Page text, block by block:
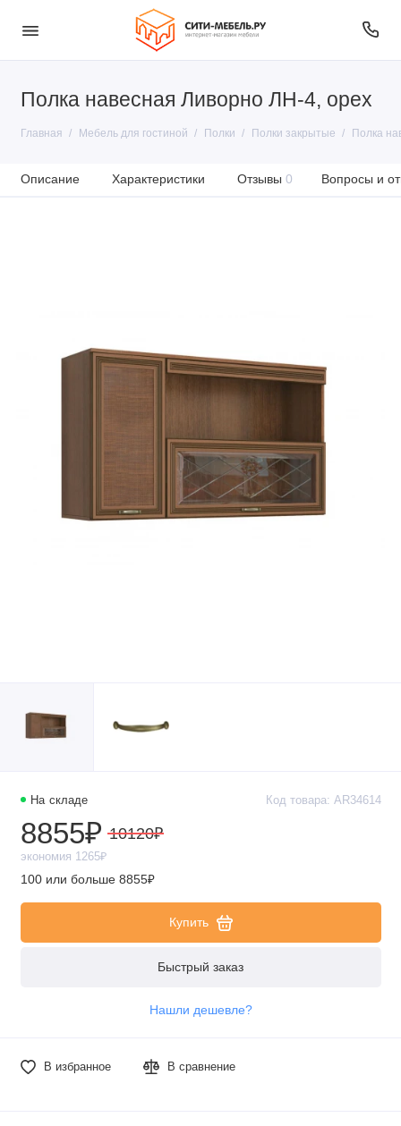
Полка навесная Ливорно ЛН-4, орех
Главная Мебель для гостиной Полки Полки закрытые Полка
Описание Характеристики Отзывы 0 Вопросы и
На складе Код товара: AR34614
8855₽ 10120₽
экономия 1265₽
100 или больше 8855₽
Купить
Быстрый заказ
Нашли дешевле?
В избранное В сравнение